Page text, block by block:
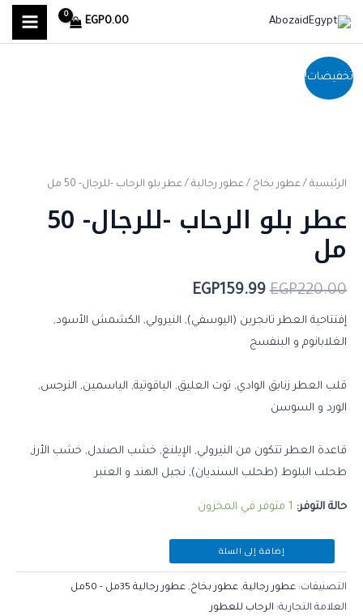
المحتوى
EGP0.00
تخفيضات!
الرئيسية / عطور بخاخ / عطور رجالية / عطر بلو الرحاب -للرجال- 50 مل
عطر بلو الرحاب -للرجال- 50
مل
EGP220.00
EGP159.99
إفتتاحية العطر تانجرين (اليوسفي), النيرولي, الكشمش الأسود,
الغلابانوم و البنفسج
قلب العطر زنابق الوادي, توت العليق, الياقوتية, الياسمين, النرجس,
الورد و السوسن
قاعدة العطر تتكون من النيرولي, الإيلنغ, خشب الصندل, خشب الأرز,
طحلب البلوط (طحلب السنديان), نجيل الهند و العنبر
حالة التوفر: 1 متوفر في المخزون
كمية
عطر
50
إضافة إلى السلة
التصنيفات: عطور رجالية, عطور بخاخ, عطور رجالية 35مل - 50مل
العلامة التجارية: الرحاب للعطور